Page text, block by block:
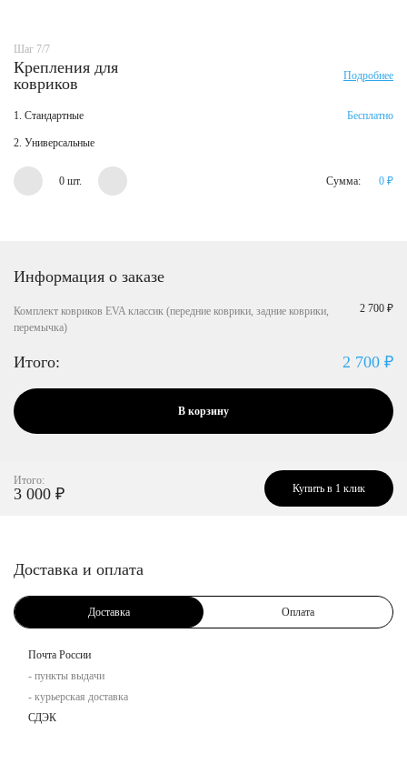
Шаг 7/7
Крепления для
ковриков
Подробнее
1. Стандартные Бесплатно
2. Универсальные
0 шт. Сумма: 0 ₽
Информация о заказе
Комплект ковриков EVA классик (передние коврики, задние коврики,
перемычка)
2 700 ₽
Итого: 2 700 ₽
В корзину
Итого:
3 000 ₽ Купить в 1 клик
Доставка и оплата
Доставка Оплата
Почта России
- пункты выдачи
- курьерская доставка
СДЭК